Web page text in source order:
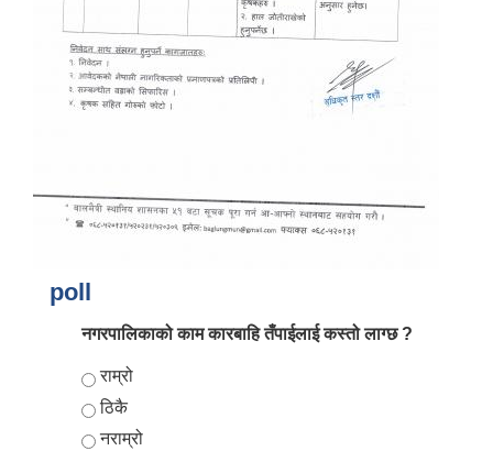
poll
नगरपालिकाको काम कारबाहि तँपाईलाई कस्तो लाग्छ ?
Choices
राम्रो
ठिकै
नराम्रो